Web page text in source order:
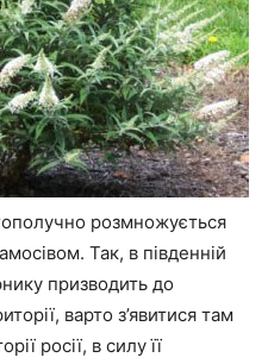
розмножується
Так, в південній
призводить до
варто з’явитися там
росії, в силу її